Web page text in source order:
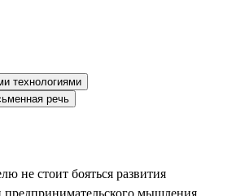
технологиями
речь
не стоит бояться развития
предпринимательского мышления.